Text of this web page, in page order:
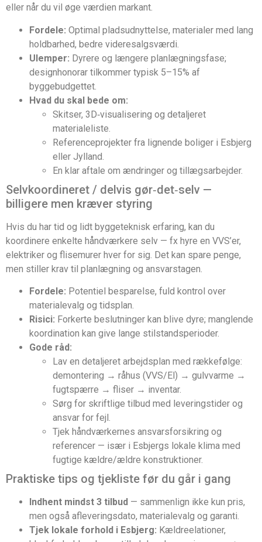
eller når du vil øge værdien markant.
Fordele: Optimal pladsudnyttelse, materialer med lang
holdbarhed, bedre videresalgsværdi.
Ulemper: Dyrere og længere planlægningsfase;
designhonorar tilkommer typisk 5–15% af
byggebudgettet.
Hvad du skal bede om:
Skitser, 3D‑visualisering og detaljeret
materialeliste.
Referenceprojekter fra lignende boliger i Esbjerg
eller Jylland.
En klar aftale om ændringer og tillægsarbejder.
Selvkoordineret / delvis gør‑det‑selv —
billigere men kræver styring
Hvis du har tid og lidt byggeteknisk erfaring, kan du
koordinere enkelte håndværkere selv — fx hyre en VVS’er,
elektriker og flisemurer hver for sig. Det kan spare penge,
men stiller krav til planlægning og ansvarstagen.
Fordele: Potentiel besparelse, fuld kontrol over
materialevalg og tidsplan.
Risici: Forkerte beslutninger kan blive dyre; manglende
koordination kan give lange stilstandsperioder.
Gode råd:
Lav en detaljeret arbejdsplan med rækkefølge:
demontering → råhus (VVS/El) → gulvvarme →
fugtspærre → fliser → inventar.
Sørg for skriftlige tilbud med leveringstider og
ansvar for fejl.
Tjek håndværkernes ansvarsforsikring og
referencer — især i Esbjergs lokale klima med
fugtige kældre/ældre konstruktioner.
Praktiske tips og tjekliste før du går i gang
Indhent mindst 3 tilbud — sammenlign ikke kun pris,
men også afleveringsdato, materialevalg og garanti.
Tjek lokale forhold i Esbjerg: Kældreelationer,